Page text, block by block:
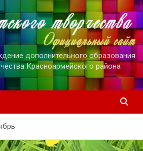
дополнительного образования
Красноармейского района